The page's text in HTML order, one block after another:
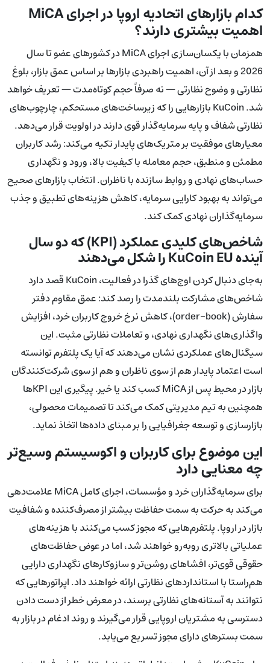
کدام بازارهای اتحادیه اروپا در اجرای MiCA
اهمیت بیشتری دارند؟
همزمان با یکسان‌سازی اجرای MiCA در کشورهای عضو تا سال
2026 و بعد از آن، اهمیت راهبردی بازارها بر اساس عمق بازار، بلوغ
نظارتی و وضوح نظارتی — نه صرفاً حجم کوتاه‌مدت — تعریف خواهد
شد. KuCoin بازارهایی را که زیرساخت‌های مستحکم، چارچوب‌های
نظارتی شفاف و پایه سرمایه‌گذار قوی دارند در اولویت قرار می‌دهد.
معیارهای موفقیت بر متریک‌های پایدار تکیه می‌کند: رشد کاربران
مطمئن و منطبق، حجم معامله با کیفیت بالا، ورود و نگهداری
حساب‌های نهادی و روابط سازنده با ناظران. انتخاب بازارهای صحیح
می‌تواند به بهبود کارایی سرمایه، کاهش هزینه‌های تطبیق و جذب
سرمایه‌گذاران نهادی کمک کند.
شاخص‌های کلیدی عملکرد (KPI) که دو سال
آینده KuCoin EU را شکل می‌دهند
به‌جای دنبال کردن اوج‌های گذرا در فعالیت، KuCoin قصد دارد
شاخص‌های مشارکت بلندمدت را رصد کند: عمق مقاوم دفتر
سفارش (order-book)، کاهش نرخ خروج کاربران خرد، افزایش
واگذاری‌های نگهداری نهادی، و تعاملات نظارتی مثبت. این
سیگنال‌های عملکردی نشان می‌دهند که آیا یک پلتفرم توانسته
است اعتماد پایدار هم از سوی ناظران و هم از سوی شرکت‌کنندگان
بازار در محیط پس از MiCA کسب کند یا خیر. پیگیری این KPIها
همچنین به تیم مدیریتی کمک می‌کند تا تصمیمات محصولی،
بازارسازی و توسعه جغرافیایی را بر مبنای داده‌ها اتخاذ نماید.
این موضوع برای کاربران و اکوسیستم وسیع‌تر
چه معنایی دارد
برای سرمایه‌گذاران خرد و مؤسسات، اجرای کامل MiCA علامت‌دهی
می‌کند به حرکت به سمت حفاظت بیشتر از مصرف‌کننده و شفافیت
بازار در اروپا. پلتفرم‌هایی که مجوز کسب می‌کنند با هزینه‌های
عملیاتی بالاتری روبه‌رو خواهند شد، اما در عوض حفاظت‌های
حقوقی قوی‌تر، افشاهای روشن‌تر و سازوکارهای نگهداری دارایی
هم‌راستا با استانداردهای نظارتی ارائه خواهند داد. اپراتورهایی که
نتوانند به آستانه‌های نظارتی برسند، در معرض خطر از دست دادن
دسترسی به مشتریان اروپایی قرار می‌گیرند و روند ادغام در بازار به
سمت بسترهای دارای مجوز تسریع می‌یابد.